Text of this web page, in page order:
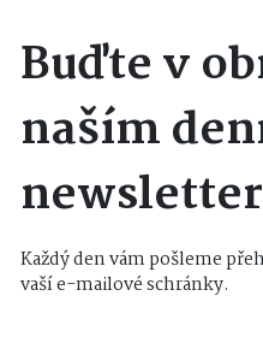
Buďte v
naším
Každý den vám pošleme
vaší e-mailové schránky.